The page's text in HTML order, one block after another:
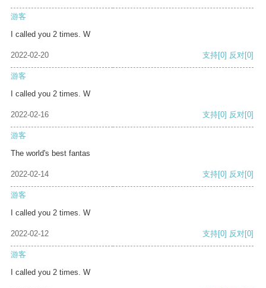
游客
I called you 2 times. W
2022-02-20 支持[0] 反对[0]
游客
I called you 2 times. W
2022-02-16 支持[0] 反对[0]
游客
The world's best fantas
2022-02-14 支持[0] 反对[0]
游客
I called you 2 times. W
2022-02-12 支持[0] 反对[0]
游客
I called you 2 times. W